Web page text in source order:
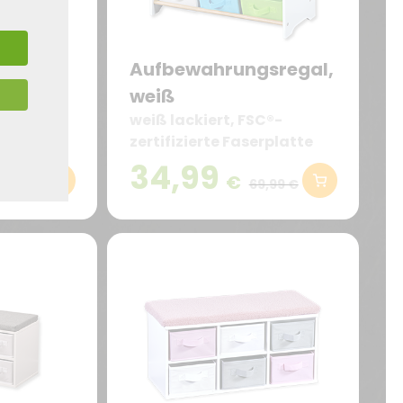
2
ideal für
Aufbewahrungsregal,
weiß
34,99 € 69,99 €